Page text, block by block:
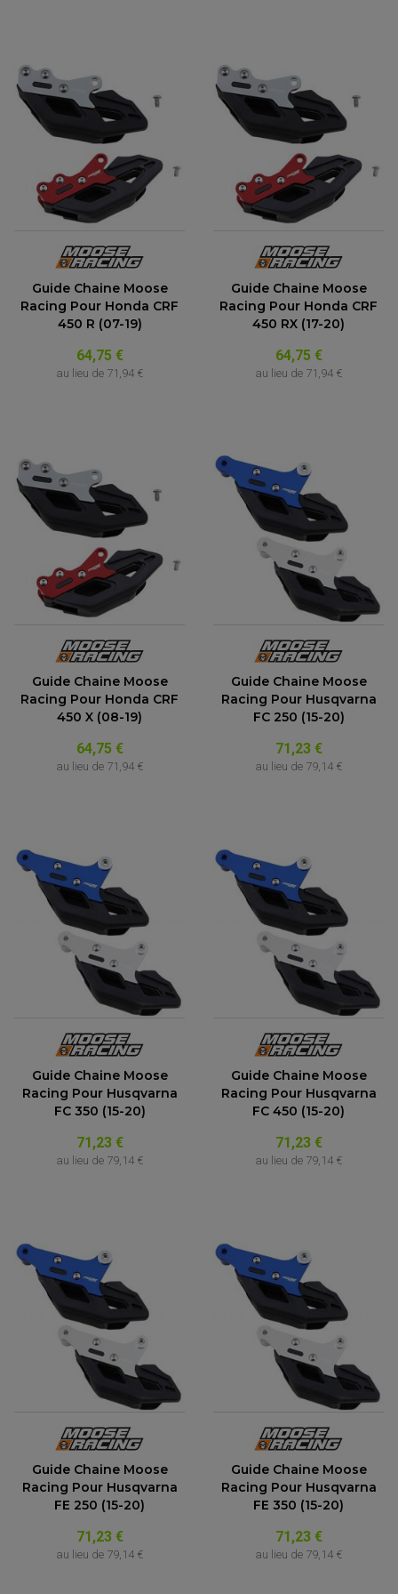
Guide Chaine Moose
Racing Pour Honda CRF
450 R (07-19)
64,75 €
au lieu de 71,94 €
Guide Chaine Moose
Racing Pour Honda CRF
450 RX (17-20)
64,75 €
au lieu de 71,94 €
Guide Chaine Moose
Racing Pour Honda CRF
450 X (08-19)
64,75 €
au lieu de 71,94 €
Guide Chaine Moose
Racing Pour Husqvarna
FC 250 (15-20)
71,23 €
au lieu de 79,14 €
Guide Chaine Moose
Racing Pour Husqvarna
FC 350 (15-20)
71,23 €
au lieu de 79,14 €
Guide Chaine Moose
Racing Pour Husqvarna
FC 450 (15-20)
71,23 €
au lieu de 79,14 €
Guide Chaine Moose
Racing Pour Husqvarna
FE 250 (15-20)
71,23 €
au lieu de 79,14 €
Guide Chaine Moose
Racing Pour Husqvarna
FE 350 (15-20)
71,23 €
au lieu de 79,14 €